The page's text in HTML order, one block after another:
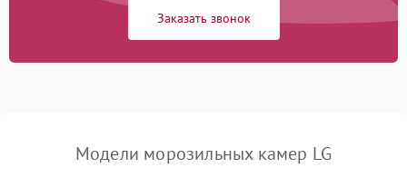
Заказать звонок
Модели морозильных камер LG